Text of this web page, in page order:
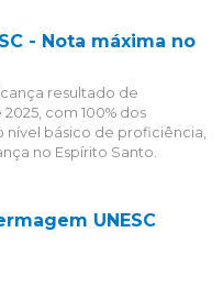
- Nota máxima no
resultado de
com 100% dos
nível básico de proficiência,
no Espírito Santo.
UNESC